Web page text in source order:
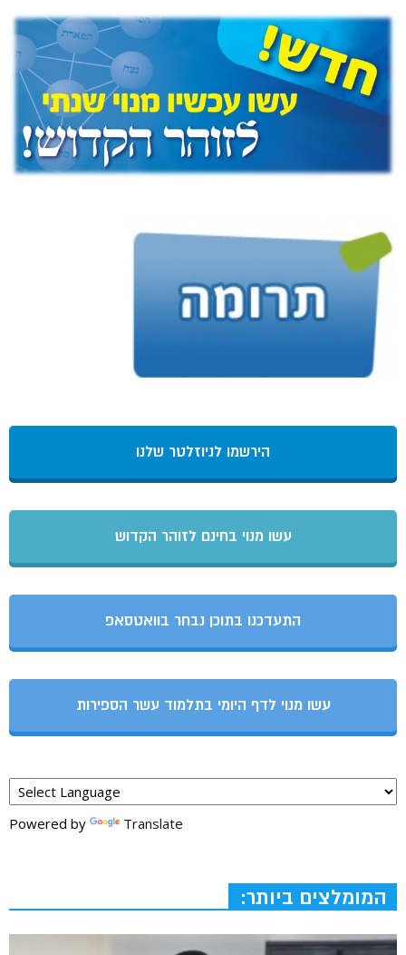
הירשמו לניוזלטר שלנו
עשו מנוי בחינם לזוהר הקדוש
התעדכנו בתוכן נבחר בוואטסאפ
עשו מנוי לדף היומי בתלמוד עשר הספירות
Powered by Translate
המומלצים ביותר: